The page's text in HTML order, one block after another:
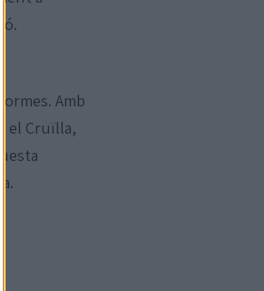
Amb
el Cruïlla,